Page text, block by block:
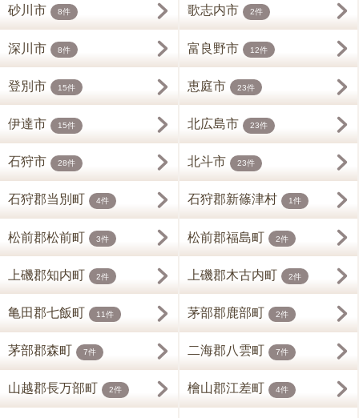
砂川市 8件 歌志内市 2件
深川市 8件 富良野市 12件
登別市 15件 恵庭市 23件
伊達市 15件 北広島市 23件
石狩市 28件 北斗市 23件
石狩郡当別町 4件 石狩郡新篠津村 1件
松前郡松前町 3件 松前郡福島町 2件
上磯郡知内町 2件 上磯郡木古内町 2件
亀田郡七飯町 11件 茅部郡鹿部町 2件
茅部郡森町 7件 二海郡八雲町 7件
山越郡長万部町 2件 檜山郡江差町 4件